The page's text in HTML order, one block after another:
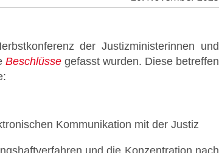
der Justizministerinnen und
Beschlüsse gefasst wurden. Diese betreffen
Kommunikation mit der Justiz